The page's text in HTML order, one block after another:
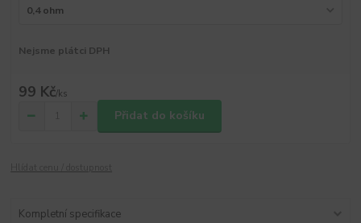
Nejsme plátci DPH
99 Kč/ks
Přidat do košíku
Kompletní specifikace